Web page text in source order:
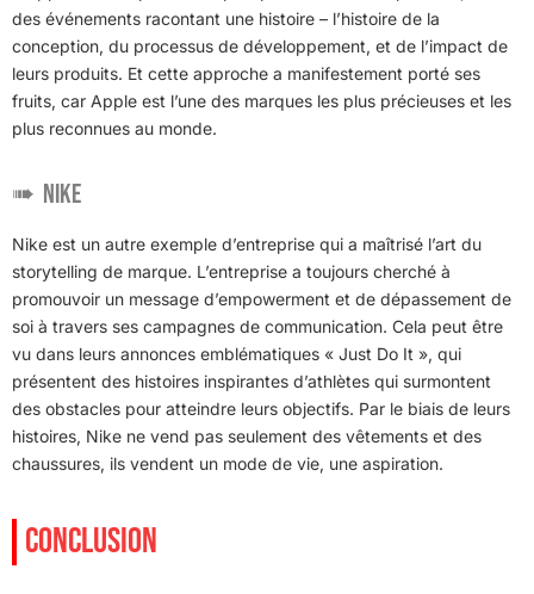
des événements racontant une histoire – l’histoire de la
conception, du processus de développement, et de l’impact de
leurs produits. Et cette approche a manifestement porté ses
fruits, car Apple est l’une des marques les plus précieuses et les
plus reconnues au monde.
Nike
Nike est un autre exemple d’entreprise qui a maîtrisé l’art du
storytelling de marque. L’entreprise a toujours cherché à
promouvoir un message d’empowerment et de dépassement de
soi à travers ses campagnes de communication. Cela peut être
vu dans leurs annonces emblématiques « Just Do It », qui
présentent des histoires inspirantes d’athlètes qui surmontent
des obstacles pour atteindre leurs objectifs. Par le biais de leurs
histoires, Nike ne vend pas seulement des vêtements et des
chaussures, ils vendent un mode de vie, une aspiration.
CONCLUSION